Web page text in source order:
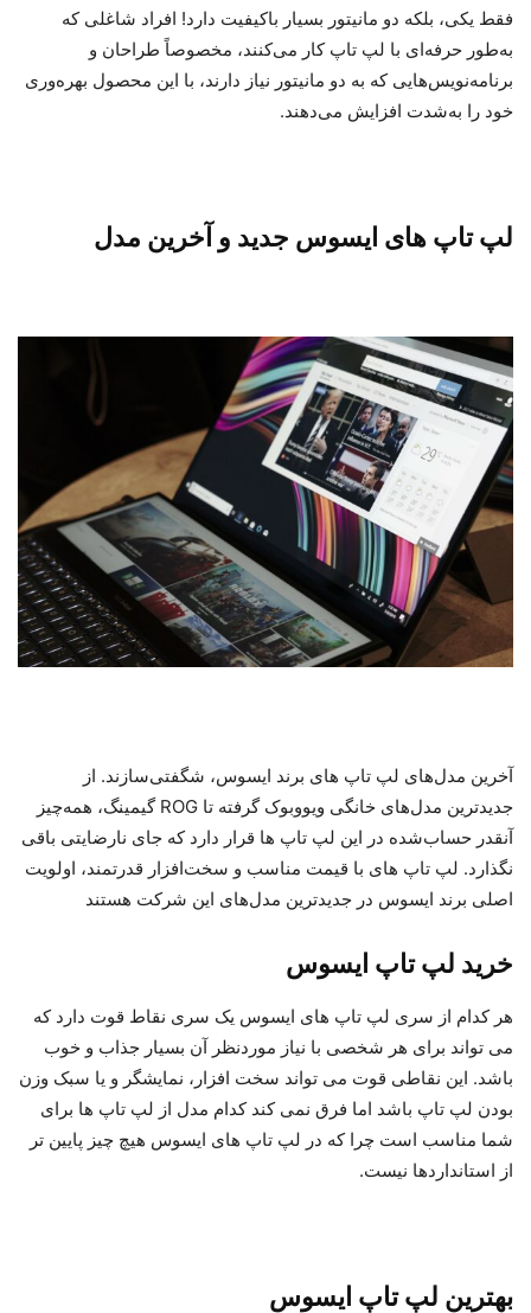
فقط یکی، بلکه دو مانیتور بسیار باکیفیت دارد! افراد شاغلی که
به‌طور حرفه‌ای با لپ تاپ کار می‌کنند، مخصوصاً طراحان و
برنامه‌نویس‌هایی که به دو مانیتور نیاز دارند، با این محصول بهره‌وری
خود را به‌شدت افزایش می‌دهند.
لپ تاپ های ایسوس جدید و آخرین مدل
آخرین مدل‌های لپ تاپ های برند ایسوس، شگفتی‌سازند. از
جدیدترین مدل‌های خانگی ویووبوک گرفته تا ROG گیمینگ، همه‌چیز
آنقدر حساب‌شده در این لپ تاپ ها قرار دارد که جای نارضایتی باقی
نگذارد. لپ تاپ های با قیمت مناسب و سخت‌افزار قدرتمند، اولویت
اصلی برند ایسوس در جدیدترین مدل‌های این شرکت هستند
خرید لپ تاپ ایسوس
هر کدام از سری لپ تاپ های ایسوس یک سری نقاط قوت دارد که
می تواند برای هر شخصی با نیاز موردنظر آن بسیار جذاب و خوب
باشد. این نقاطی قوت می تواند سخت افزار، نمایشگر و یا سبک وزن
بودن لپ تاپ باشد اما فرق نمی کند کدام مدل از لپ تاپ ها برای
شما مناسب است چرا که در لپ تاپ های ایسوس هیچ چیز پایین تر
از استانداردها نیست.
بهترین لپ تاپ ایسوس